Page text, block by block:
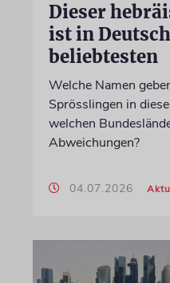
Dieser
ist in
beliebtesten
Welche Namen
Sprösslingen in
welchen
Abweichungen?
04.07.2026